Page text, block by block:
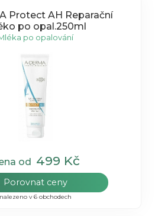
Protect AH Reparační
po opal.250ml
po opalování
od 499 Kč
Porovnat ceny
nalezeno v 6 obchodech